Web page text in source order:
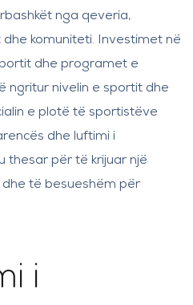
nga qeveria,
komuniteti. Investimet në
dhe programet e
ngritur nivelin e sportit dhe
e plotë të sportistëve
dhe luftimi i
thesar për të krijuar një
të besueshëm për
i